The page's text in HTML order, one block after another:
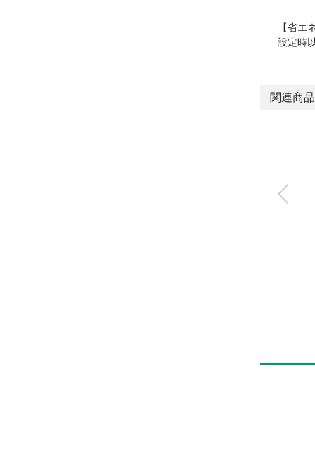
【省エ
設定時
関連商品